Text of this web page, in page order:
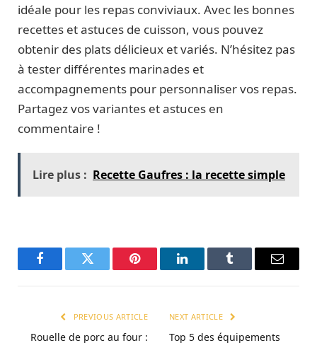
idéale pour les repas conviviaux. Avec les bonnes
recettes et astuces de cuisson, vous pouvez
obtenir des plats délicieux et variés. N’hésitez pas
à tester différentes marinades et
accompagnements pour personnaliser vos repas.
Partagez vos variantes et astuces en
commentaire !
Lire plus : Recette Gaufres : la recette simple
FacebookTwitter Pinterest LinkedInTumblr Email
PREVIOUS ARTICLE
Rouelle de porc au four :
NEXT ARTICLE
Top 5 des équipements